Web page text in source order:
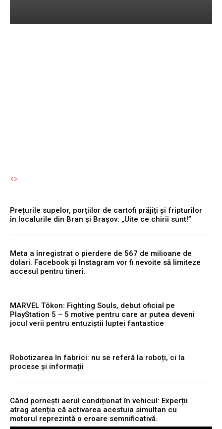
Prețurile supelor, porțiilor de cartofi prăjiți și fripturilor
în localurile din Bran și Brașov: „Uite ce chirii sunt!”
Meta a înregistrat o pierdere de 567 de milioane de
dolari. Facebook și Instagram vor fi nevoite să limiteze
accesul pentru tineri.
MARVEL Tōkon: Fighting Souls, debut oficial pe
PlayStation 5 – 5 motive pentru care ar putea deveni
jocul verii pentru entuziștii luptei fantastice
Robotizarea în fabrici: nu se referă la roboți, ci la
procese și informații
Când pornești aerul condiționat în vehicul: Experții
atrag atenția că activarea acestuia simultan cu
motorul reprezintă o eroare semnificativă.